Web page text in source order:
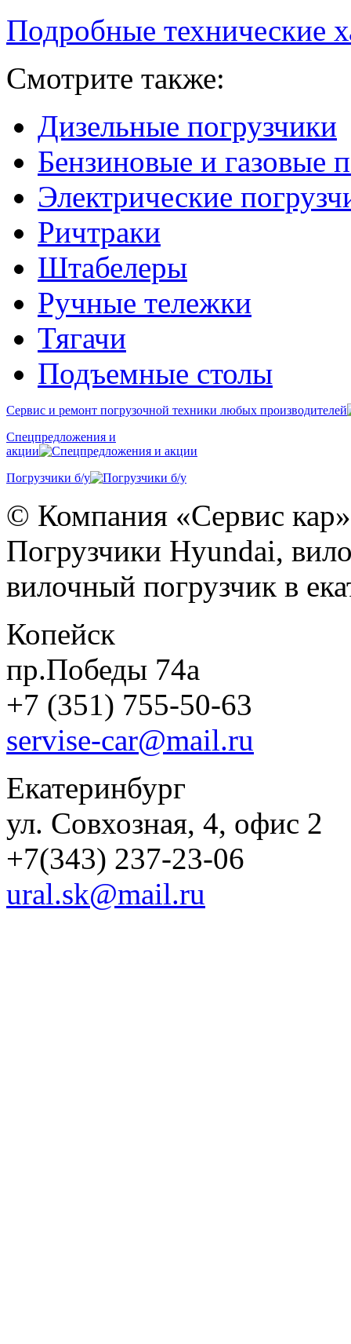
Подробные технические
Смотрите также:
Дизельные погрузчики
Бензиновые и газовые
Электрические
Ричтраки
Штабелеры
Ручные тележки
Тягачи
Подъемные столы
Сервис и ремонт погрузочной техники любых производителей
Спецпредложения и
акции
Погрузчики б/у
© Компания «Сервис
Погрузчики Hyundai,
вилочный погрузчик в
Копейск
пр.Победы 74а
+7 (351) 755-50-63
servise-car@mail.ru
Екатеринбург
ул. Совхозная, 4, офис 2
+7(343) 237-23-06
ural.sk@mail.ru